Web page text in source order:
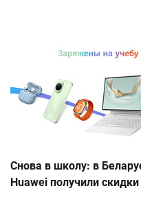
Снова в школу: в
Huawei получили